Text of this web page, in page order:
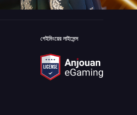
গেইমিংয়ের লাইসেন্স